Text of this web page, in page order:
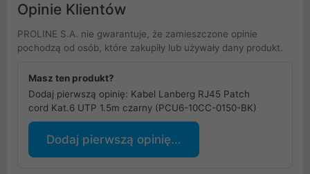
Opinie Klientów
PROLINE S.A. nie gwarantuje, że zamieszczone opinie
pochodzą od osób, które zakupiły lub używały dany produkt.
Masz ten produkt?
Dodaj pierwszą opinię: Kabel Lanberg RJ45 Patch
cord Kat.6 UTP 1.5m czarny (PCU6-10CC-0150-BK)
Dodaj pierwszą opinię...